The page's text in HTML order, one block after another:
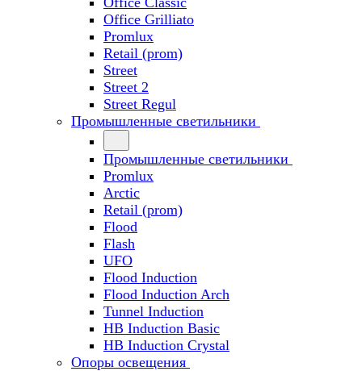
Office Grilliato
Promlux
Retail (prom)
Street
Street 2
Street Regul
Промышленные светильники
Промышленные светильники
Promlux
Arctic
Retail (prom)
Flood
Flash
UFO
Flood Induction
Flood Induction Arch
Tunnel Induction
HB Induction Basic
HB Induction Crystal
Опоры освещения